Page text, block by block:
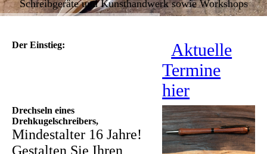
Schreibgeräte und Kunsthandwerk sowie Workshops
Aktuelle
Termine
hier
Der Einstieg:
Drechseln eines
Drehkugelschreibers,
Mindestalter 16 Jahre!
Gestalten Sie Ihren